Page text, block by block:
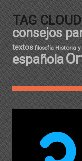
TAG CLOUD
consejos
textos filosofía Historia
española